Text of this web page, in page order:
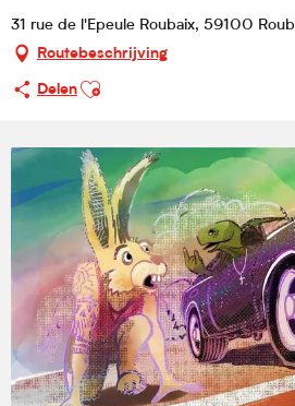
31 rue de l'Epeule Roubaix, 59100
Routebeschrijving
Delen
Ajouter aux favoris